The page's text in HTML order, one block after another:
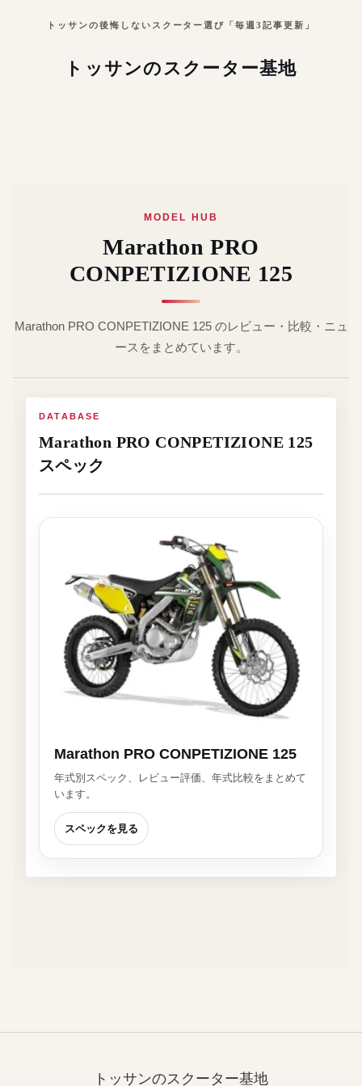
トッサンの後悔しないスクーター選び「毎週3記事更新」
トッサンのスクーター基地
MODEL HUB
Marathon PRO
CONPETIZIONE 125
Marathon PRO CONPETIZIONE 125 のレビュー・比較・ニュ
ースをまとめています。
DATABASE
Marathon PRO CONPETIZIONE 125
スペック
Marathon PRO CONPETIZIONE 125
年式別スペック、レビュー評価、年式比較をまとめて
います。
スペックを見る
トッサンのスクーター基地